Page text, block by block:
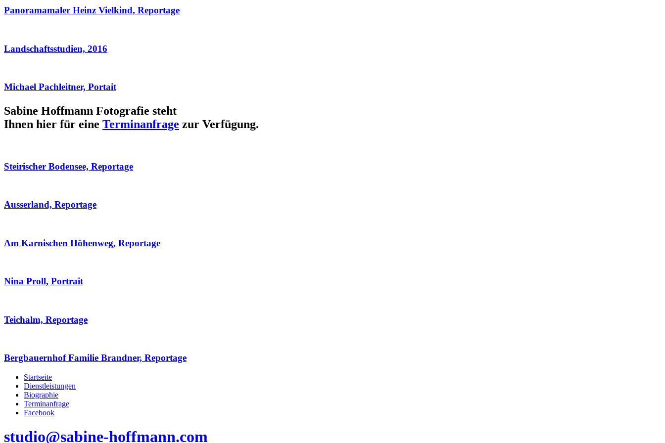
Panoramamaler Heinz Vielkind, Reportage
Landschaftsstudien, 2016
Michael Pachleitner, Portait
Sabine Hoffmann Fotografie steht
Ihnen hier für eine Terminanfrage zur Verfügung.
Steirischer Bodensee, Reportage
Ausserland, Reportage
Am Karnischen Höhenweg, Reportage
Nina Proll, Portrait
Teichalm, Reportage
Bergbauernhof Familie Brandner, Reportage
Startseite
Dienstleistungen
Biographie
Terminanfrage
Facebook
studio@sabine-hoffmann.com